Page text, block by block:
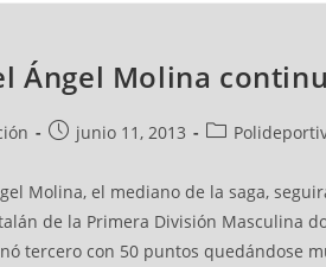
Ángel Molina
junio 11, 2013
Molina, el mediano de la saga,
de la Primera División Masculina
tercero con 50 puntos quedándose